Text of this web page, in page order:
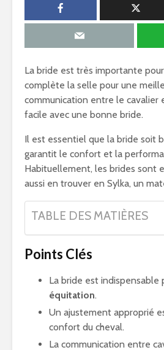
La bride est très importante
complète la selle pour une
communication entre le cavalier
facile avec une bonne bride.
Il est essentiel que la bride soit
garantit le confort et la
Habituellement, les brides sont
aussi en trouver en Sylka, un
TABLE DES MATIÈRES
Points Clés
La bride est indispensable
équitation.
Un ajustement approprié
confort du cheval.
La communication entre